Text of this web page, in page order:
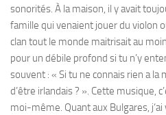
sonorités. À la maison, il y avait
famille qui venaient jouer du violon
clan tout le monde maitrisait au
pour un débile profond si tu n’y
souvent : « Si tu ne connais rien a la
d’être irlandais ? ». Cette musique,
moi-même. Quant aux Bulgares,